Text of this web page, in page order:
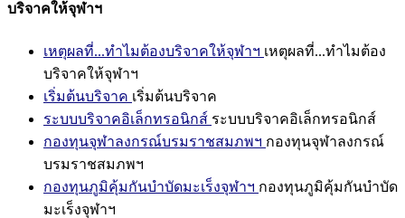
บริจาคให้จุฬาฯ
เหตุผลที่...ทำไมต้องบริจาคให้จุฬาฯ เหตุผลที่...ทำไมต้อง
บริจาคให้จุฬาฯ
เริ่มต้นบริจาค เริ่มต้นบริจาค
ระบบบริจาคอิเล็กทรอนิกส์ ระบบบริจาคอิเล็กทรอนิกส์
กองทุนจุฬาลงกรณ์บรมราชสมภพฯ กองทุนจุฬาลงกรณ์
บรมราชสมภพฯ
กองทุนภูมิคุ้มกันบำบัดมะเร็งจุฬาฯ กองทุนภูมิคุ้มกันบำบัด
มะเร็งจุฬาฯ